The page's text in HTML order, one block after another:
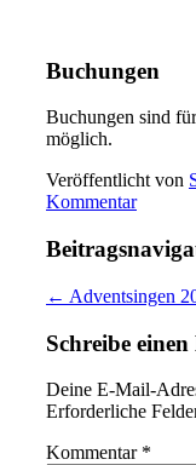
Buchungen
Buchungen sind
möglich.
Veröffentlicht von
Kommentar
← Adventsingen
Schreibe
Deine E-Mail-
Erforderliche
Kommentar *